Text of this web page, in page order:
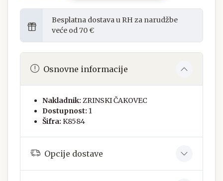
Besplatna dostava u RH za narudžbe
veće od 70 €
Osnovne informacije
Nakladnik: ZRINSKI ČAKOVEC
Dostupnost: 1
Šifra: K8584
Opcije dostave